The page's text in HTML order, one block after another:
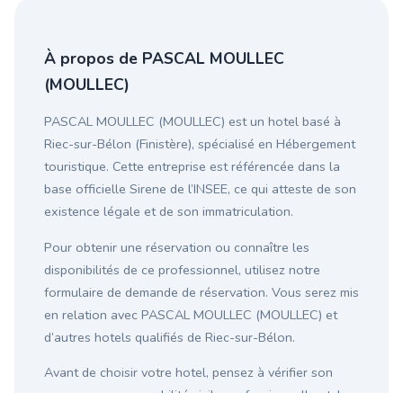
À propos de PASCAL MOULLEC
(MOULLEC)
PASCAL MOULLEC (MOULLEC) est un hotel basé à
Riec-sur-Bélon (Finistère), spécialisé en Hébergement
touristique. Cette entreprise est référencée dans la
base officielle Sirene de l’INSEE, ce qui atteste de son
existence légale et de son immatriculation.
Pour obtenir une réservation ou connaître les
disponibilités de ce professionnel, utilisez notre
formulaire de demande de réservation. Vous serez mis
en relation avec PASCAL MOULLEC (MOULLEC) et
d’autres hotels qualifiés de Riec-sur-Bélon.
Avant de choisir votre hotel, pensez à vérifier son